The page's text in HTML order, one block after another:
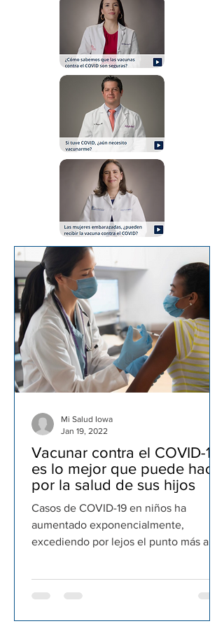
Vacunar contra el COVID-19
es lo mejor que puede hacer
por la salud de sus hijos
Casos de COVID-19 en niños ha
aumentado exponencialmente,
excediendo por lejos el punto más alto
Mi Salud Iowa
Jan 19, 2022